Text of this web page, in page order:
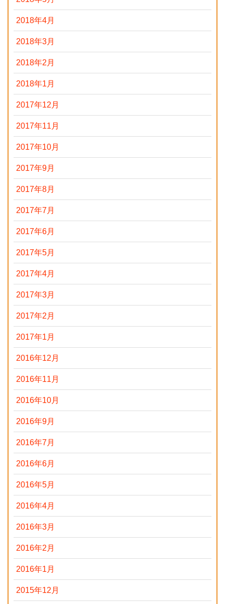
2018年4月
2018年3月
2018年2月
2018年1月
2017年12月
2017年11月
2017年10月
2017年9月
2017年8月
2017年7月
2017年6月
2017年5月
2017年4月
2017年3月
2017年2月
2017年1月
2016年12月
2016年11月
2016年10月
2016年9月
2016年7月
2016年6月
2016年5月
2016年4月
2016年3月
2016年2月
2016年1月
2015年12月